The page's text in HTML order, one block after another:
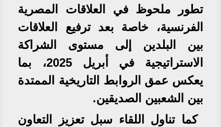
تطور ملحوظ في العلاقات المصرية
الفرنسية، خاصة بعد ترفيع العلاقات
بين البلدين إلى مستوى الشراكة
الاستراتيجية في أبريل 2025، بما
يعكس عمق الروابط التاريخية الممتدة
بين الشعبين الصديقين.
كما تناول اللقاء سبل تعزيز التعاون